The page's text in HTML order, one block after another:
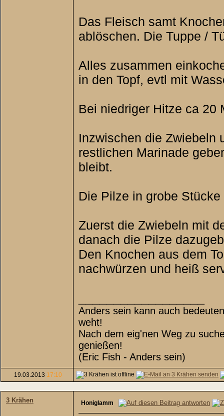
Das Fleisch samt
ablöschen. Die Tuppe /
Alles zusammen
in den Topf, evtl mit
Bei niedriger Hitze ca 20
Inzwischen die Zwiebeln
restlichen Marinade
bleibt.
Die Pilze in grobe
Zuerst die Zwiebeln mit
danach die Pilze
Den Knochen aus dem
nachwürzen und heiß
Anders sein kann auch
weht!
Nach dem eig'nen Weg zu
genießen!
(Eric Fish - Anders sein)
19.03.2013 17:10
3 Krähen Honiglamm